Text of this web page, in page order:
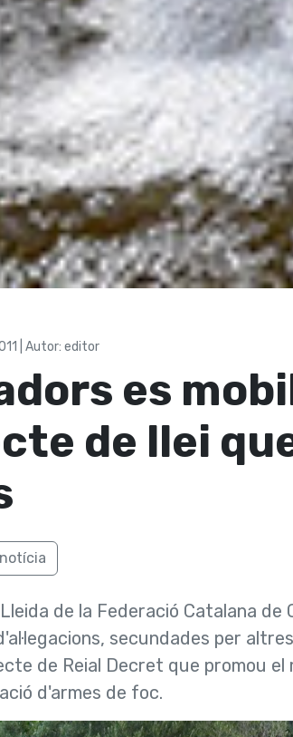
| Autor: editor
es
de llei
de la Federació Catalana
secundades per
de Reial Decret que promou
d'armes de foc.